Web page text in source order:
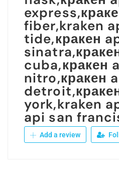
fiber,kraken
tide,кракен
cuba,кракен
nitro,кракен
york,kraken
api san
Add a review